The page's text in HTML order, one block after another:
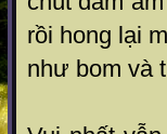
rồi hong lại
như bom và